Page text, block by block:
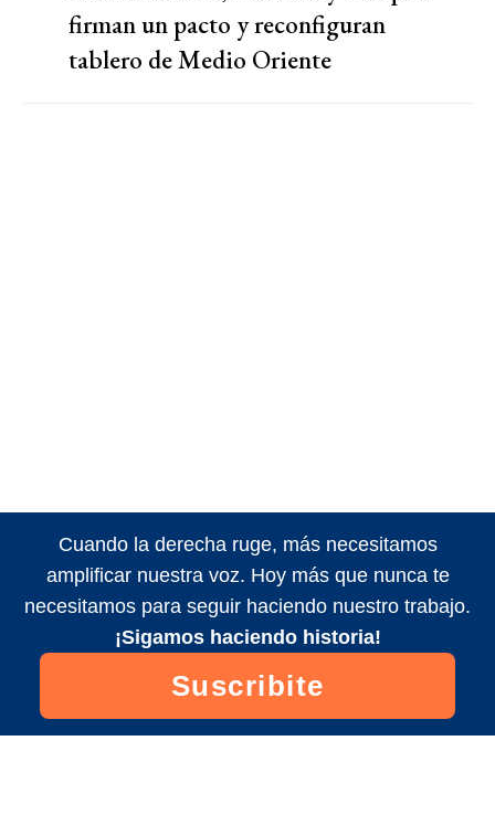
firman un pacto y reconfiguran
tablero de Medio Oriente
Cuando la derecha ruge, más necesitamos
amplificar nuestra voz. Hoy más que nunca te
necesitamos para seguir haciendo nuestro trabajo.
¡Sigamos haciendo historia!
Suscribite